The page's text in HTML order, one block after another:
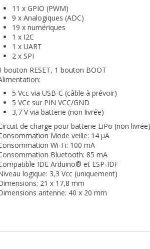
11 x GPIO (PWM)
9 x Analogiques (ADC)
19 x numériques
1 x I2C
1 x UART
2 x SPI
bouton RESET, 1 bouton BOOT
5 Vcc via USB-C (câble à prévoir)
5 VCc sur PIN VCC/GND
3,7 V via batterie (non livrée)
de charge pour batterie LiPo (non
Mode veille: 14 µA
Wi-Fi: 100 mA
Bluetooth: 85 mA
IDE Arduino® et ESP-IDF
logique: 3,3 Vcc (uniquement)
21 x 17,8 mm
antenne: 40 x 20 mm